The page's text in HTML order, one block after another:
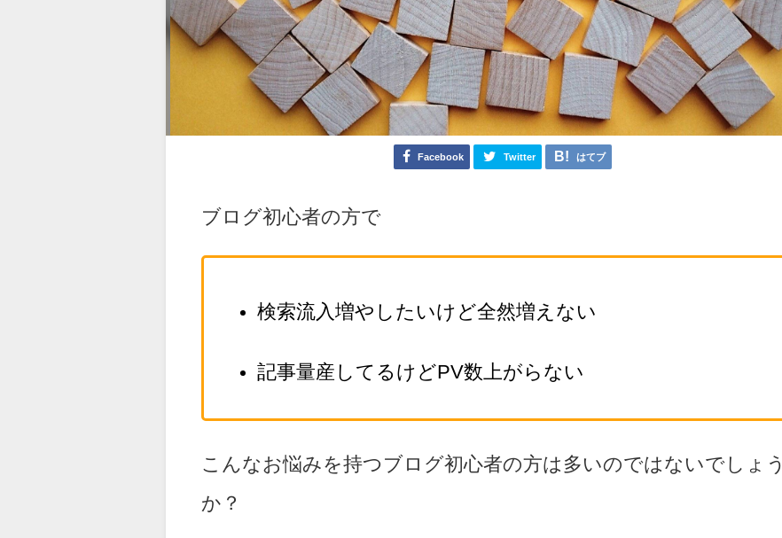
Facebook Twitter はてブ
ブログ初心者の方で
検索流入増やしたいけど全然増えない
記事量産してるけどPV数上がらない
こんなお悩みを持つブログ初心者の方は多いのではないでしょう
か？